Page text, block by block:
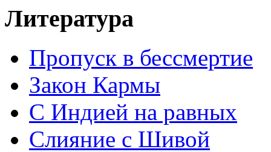
Литература
Пропуск в бессмертие
Закон Кармы
С Индией на равных
Слияние с Шивой